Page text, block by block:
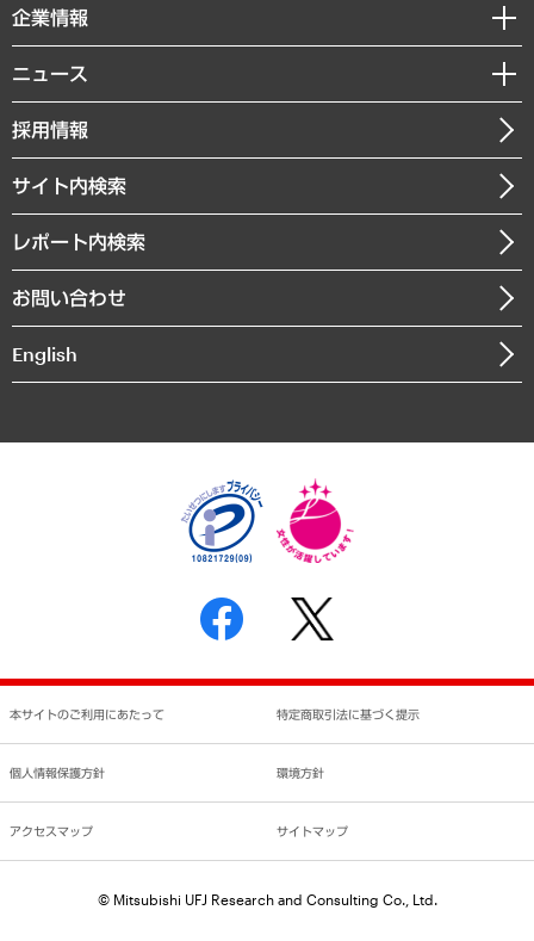
共生・ダイバーシティ
GRC（ガバナンス・リスク・コンプライアンス）・防災（政策）
経済・産業・雇用・労働
まちづくり・観光・交通・スポーツ・スマートシティ
自然資源・農林水産業・食料システム
コラム
経営用語集
受託・受注実績（官公庁関連）
メディア掲載・出演
セミナー・イベント情報
MUFGビジネスセミナー
受託案件情報
企業情報
私たちの想い
社長メッセージ
会社概要
沿革
組織図・本部部室紹介
インドネシア現地法人
個人情報保護方針
反社会的勢力に対する基本方針
書面による個人情報の開示等の請求の手続きについて
ニュース
ニュースリリース
お知らせ
採用情報
サイト内検索
レポート内検索
お問い合わせ
English
本サイトのご利用にあたって 特定商取引法に基づく提示
個人情報保護方針 環境方針
アクセスマップ サイトマップ
© Mitsubishi UFJ Research and Consulting Co., Ltd.